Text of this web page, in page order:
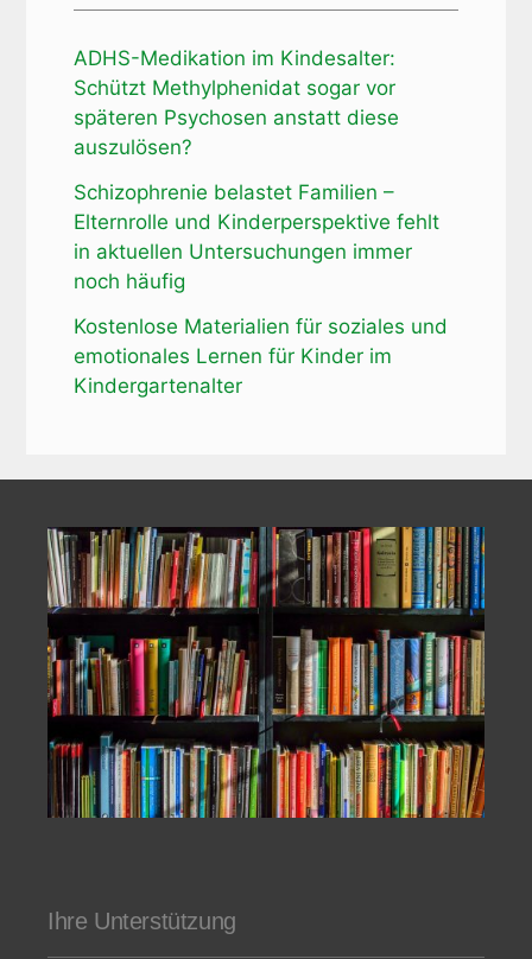
ADHS-Medikation im Kindesalter:
Schützt Methylphenidat sogar vor
späteren Psychosen anstatt diese
auszulösen?
Schizophrenie belastet Familien –
Elternrolle und Kinderperspektive fehlt
in aktuellen Untersuchungen immer
noch häufig
Kostenlose Materialien für soziales und
emotionales Lernen für Kinder im
Kindergartenalter
Ihre Unterstützung